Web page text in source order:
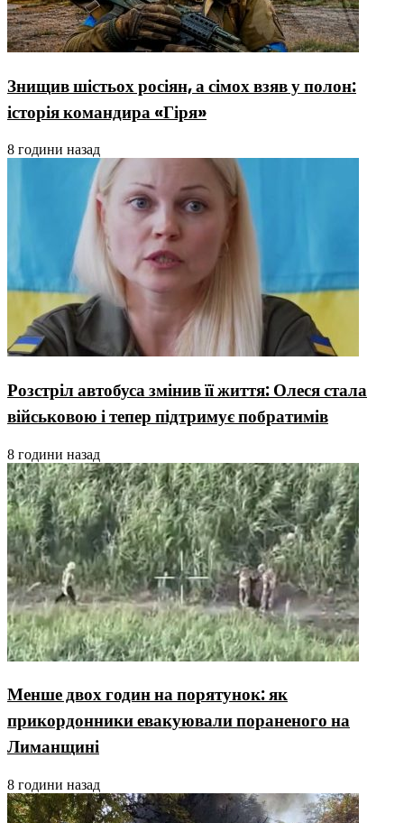
Знищив шістьох росіян, а сімох взяв у полон:
історія командира «Гіря»
8 години назад
Розстріл автобуса змінив її життя: Олеся стала
військовою і тепер підтримує побратимів
8 години назад
Менше двох годин на порятунок: як
прикордонники евакуювали пораненого на
Лиманщині
8 години назад